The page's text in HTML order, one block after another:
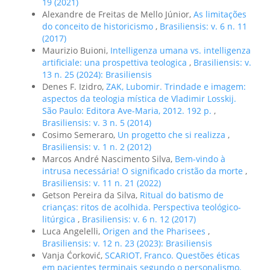
Alexandre de Freitas de Mello Júnior, As limitações
do conceito de historicismo , Brasiliensis: v. 6 n. 11
(2017)
Maurizio Buioni, Intelligenza umana vs. intelligenza
artificiale: una prospettiva teologica , Brasiliensis: v.
13 n. 25 (2024): Brasiliensis
Denes F. Izidro, ZAK, Lubomir. Trindade e imagem:
aspectos da teologia mística de Vladimir Losskij.
São Paulo: Editora Ave-Maria, 2012. 192 p. ,
Brasiliensis: v. 3 n. 5 (2014)
Cosimo Semeraro, Un progetto che si realizza ,
Brasiliensis: v. 1 n. 2 (2012)
Marcos André Nascimento Silva, Bem-vindo à
intrusa necessária! O significado cristão da morte ,
Brasiliensis: v. 11 n. 21 (2022)
Getson Pereira da Silva, Ritual do batismo de
crianças: ritos de acolhida. Perspectiva teológico-
litúrgica , Brasiliensis: v. 6 n. 12 (2017)
Luca Angelelli, Origen and the Pharisees ,
Brasiliensis: v. 12 n. 23 (2023): Brasiliensis
Vanja Ćorković, SCARIOT, Franco. Questões éticas
em pacientes terminais segundo o personalismo.